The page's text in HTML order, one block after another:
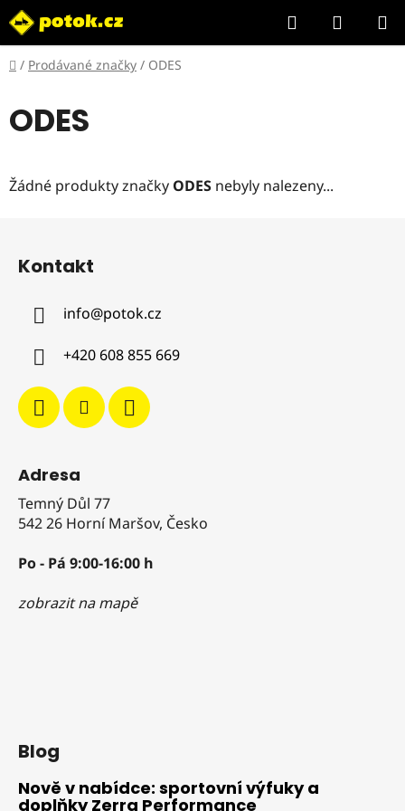
Přejít
na
obsah
Hledat
KOŠÍK
Domů
/ Prodávané značky / ODES
ODES
Žádné produkty značky ODES nebyly nalezeny...
Kontakt
info@potok.cz
+420 608 855 669
Adresa
Temný Důl 77
542 26 Horní Maršov, Česko
Po - Pá 9:00-16:00 h
zobrazit na mapě
Blog
Nově v nabídce: sportovní výfuky a
doplňky Zerra Performance